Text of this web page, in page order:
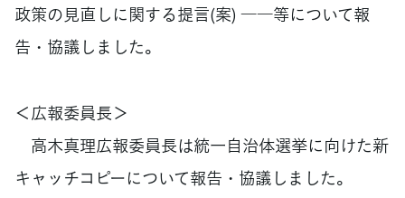
政策の見直しに関する提言(案) ――等について報
告・協議しました。
＜広報委員長＞
高木真理広報委員長は統一自治体選挙に向けた新
キャッチコピーについて報告・協議しました。